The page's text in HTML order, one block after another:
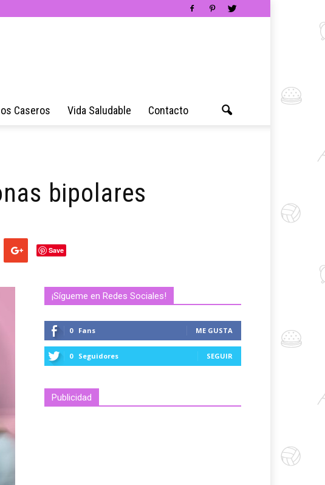
Caseros Vida Saludable Contacto
bipolares
Save
¡Sígueme en Redes Sociales!
0 Fans ME GUSTA
0 Seguidores SEGUIR
Publicidad